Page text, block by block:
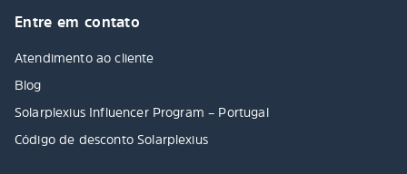
Entre em contato
Atendimento ao cliente
Blog
Solarplexius Influencer Program – Portugal
Código de desconto Solarplexius